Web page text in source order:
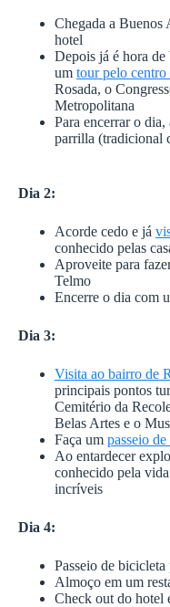
Chegada a Buenos
hotel
Depois já é hora
um tour pelo
Rosada, o
Metropolitana
Para encerrar o dia,
parrilla (tradicional
Dia 2:
Acorde cedo e já
conhecido pelas
Aproveite para
Telmo
Encerre o dia com
Dia 3:
Visita ao bairro de
principais pontos
Cemitério da
Belas Artes e o
Faça um passeio
Ao entardecer
conhecido pela
incríveis
Dia 4:
Passeio de
Almoço em um
Check out do hotel